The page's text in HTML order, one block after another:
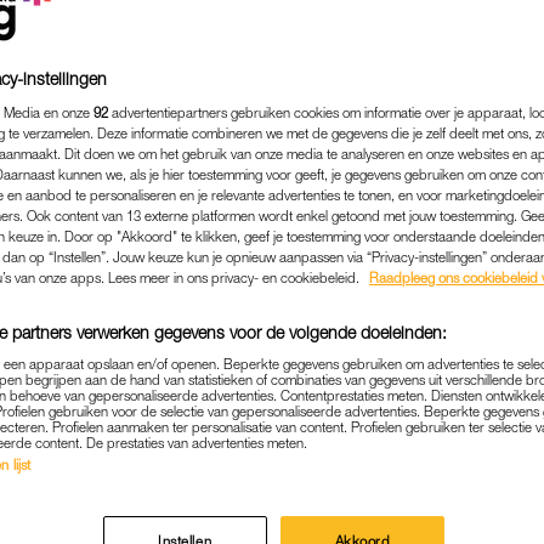
GAAT MET
'TIENERS
01-10-2023 | STIJN DE VRIES
de geraniums of wachten op het graf: deze
viraal op TikTok.
instellingen
en onze 92 advertentiepartners gebruiken cookies om informatie over je apparaat,
te verzamelen. Deze informatie combineren we met de gegevens die je zelf deelt met ons,
Dit doen we om het gebruik van onze media te analyseren en onze websites en
kunnen we, als je hier toestemming voor geeft, je gegevens gebruiken om onze
en aanbod te personaliseren en je relevante advertenties te tonen, en voor
Ook content van 13 externe platformen wordt enkel getoond met jouw toestemming.
keuze in. Door op "Akkoord" te klikken, geef je toestemming voor onderstaande
op “Instellen”. Jouw keuze kun je opnieuw aanpassen via “Privacy-instellingen”
van onze apps. Lees meer in ons privacy- en cookiebeleid.
Raadpleeg ons cookiebeleid
partners verwerken gegevens voor de volgende doeleinden:
apparaat opslaan en/of openen. Beperkte gegevens gebruiken om advertenties te
begrijpen aan de hand van statistieken of combinaties van gegevens uit verschillende
behoeve van gepersonaliseerde advertenties. Contentprestaties meten. Diensten
gebruiken voor de selectie van gepersonaliseerde advertenties. Beperkte
Profielen aanmaken ter personalisatie van content. Profielen gebruiken ter selectie
content. De prestaties van advertenties meten.
lijst